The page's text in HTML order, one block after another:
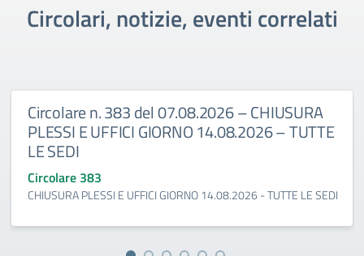
Circolari, notizie, eventi correlati
Circolare n. 383 del 07.08.2026 – CHIUSURA
PLESSI E UFFICI GIORNO 14.08.2026 – TUTTE
LE SEDI
Circolare 383
CHIUSURA PLESSI E UFFICI GIORNO 14.08.2026 - TUTTE LE SEDI